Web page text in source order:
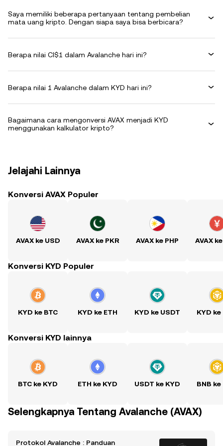
Saya memiliki beberapa pertanyaan tentang pembelian
mata uang kripto. Dengan siapa saya bisa berbicara?
Berapa nilai CI$1 dalam Avalanche hari ini?
Berapa nilai 1 Avalanche dalam KYD hari ini?
Bagaimana cara mengonversi AVAX menjadi KYD
menggunakan kalkulator kripto?
Jelajahi Lainnya
Konversi AVAX Populer
AVAX ke USD AVAX ke PKR AVAX ke PHP AVAX
Konversi KYD Populer
KYD ke BTC KYD ke ETH KYD ke USDT KYD ke
Konversi KYD lainnya
BTC ke KYD ETH ke KYD USDT ke KYD BNB ke
Selengkapnya Tentang Avalanche (AVAX)
Protokol Avalanche : Panduan